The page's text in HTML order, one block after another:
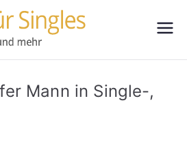
für
Mann in Single-,